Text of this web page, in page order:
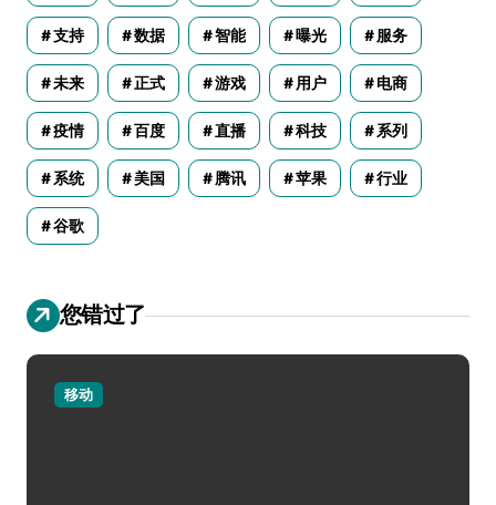
支持 数据 智能 曝光 服务
未来 正式 游戏 用户 电商
疫情 百度 直播 科技 系列
系统 美国 腾讯 苹果 行业
谷歌
您错过了
移动